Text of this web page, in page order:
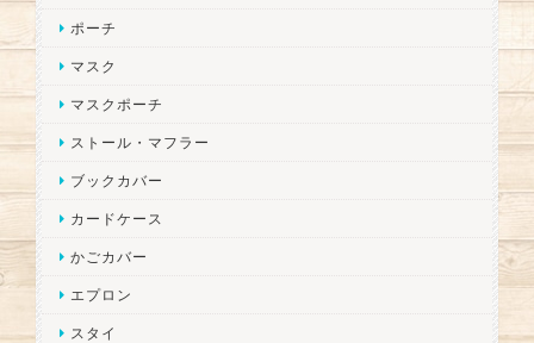
ポーチ
マスク
マスクポーチ
ストール・マフラー
ブックカバー
カードケース
かごカバー
エプロン
スタイ